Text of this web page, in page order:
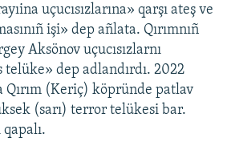
uçucısızlarına» qarşı ateş ve
işi» dep añlata. Qırımnıñ
Aksönov uçucısızlarnı
telüke» dep adlandırdı. 2022
Qırım (Keriç) köpründe patlav
(sarı) terror telükesi bar.